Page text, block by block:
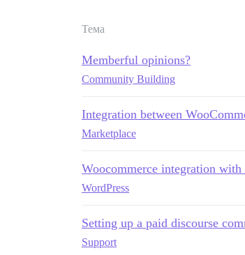
Тема
Memberful opinions?
Community Building
Integration between
Marketplace
Woocommerce integration with
WordPress
Setting up a paid discourse
Support